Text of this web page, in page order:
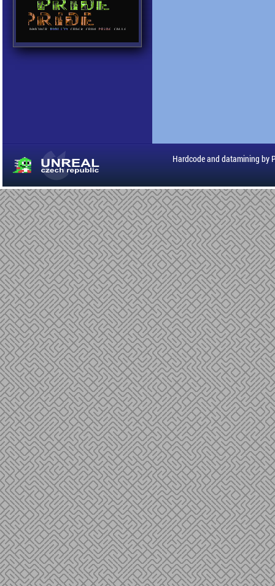
Hardcode and datamining by